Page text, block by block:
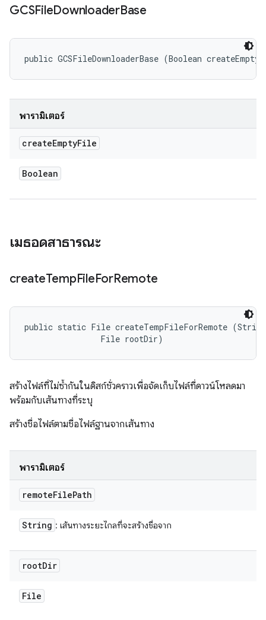
GCSFileDownloaderBase
public GCSFileDownloaderBase (Boolean
พารามิเตอร์
createEmptyFile
Boolean
เมธอดสาธารณะ
createTempFileForRemote
public static File createTempFileForRemote
                File rootDir)
สร้างไฟล์ที่ไม่ซ้ำกันในดิสก์ชั่วคราวเพื่อจัดเก็บไฟล์ที่ดาวน์โหลดมา
พร้อมกับเส้นทางที่ระบุ
สร้างชื่อไฟล์ตามชื่อไฟล์ฐานจากเส้นทาง
พารามิเตอร์
remoteFilePath
String : เส้นทางระยะไกลที่จะสร้างชื่อจาก
rootDir
File